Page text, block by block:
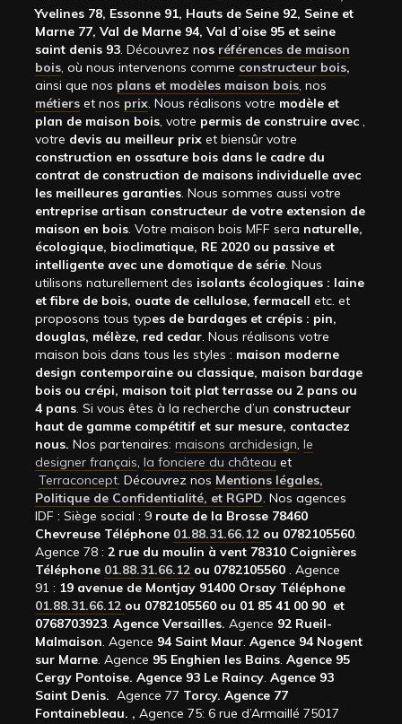
Yvelines 78, Essonne 91, Hauts de Seine 92, Seine et
Marne 77, Val de Marne 94, Val d’oise 95 et seine
saint denis 93. Découvrez nos références de maison
bois, où nous intervenons comme constructeur bois,
ainsi que nos plans et modèles maison bois, nos
métiers et nos prix. Nous réalisons votre modèle et
plan de maison bois, votre permis de construire avec ,
votre devis au meilleur prix et biensûr votre
construction en ossature bois dans le cadre du
contrat de construction de maisons individuelle avec
les meilleures garanties. Nous sommes aussi votre
entreprise artisan constructeur de votre extension de
maison en bois. Votre maison bois MFF sera naturelle,
écologique, bioclimatique, RE 2020 ou passive et
intelligente avec une domotique de série. Nous
utilisons naturellement des isolants écologiques : laine
et fibre de bois, ouate de cellulose, fermacell etc. et
proposons tous types de bardages et crépis : pin,
douglas, mélèze, red cedar. Nous réalisons votre
maison bois dans tous les styles : maison moderne
design contemporaine ou classique, maison bardage
bois ou crépi, maison toit plat terrasse ou 2 pans ou
4 pans. Si vous êtes à la recherche d’un constructeur
haut de gamme compétitif et sur mesure, contactez
nous. Nos partenaires: maisons archidesign, le
designer français, la fonciere du château et
Terraconcept. Découvrez nos Mentions légales,
Politique de Confidentialité, et RGPD. Nos agences
IDF : Siège social : 9 route de la Brosse 78460
Chevreuse Téléphone 01.88.31.66.12 ou 0782105560.
Agence 78 : 2 rue du moulin à vent 78310 Coignières
Téléphone 01.88.31.66.12 ou 0782105560 . Agence
91 : 19 avenue de Montjay 91400 Orsay Téléphone
01.88.31.66.12 ou 0782105560 ou 01 85 41 00 90 et
0768703923. Agence Versailles. Agence 92 Rueil-
Malmaison. Agence 94 Saint Maur. Agence 94 Nogent
sur Marne. Agence 95 Enghien les Bains. Agence 95
Cergy Pontoise. Agence 93 Le Raincy. Agence 93
Saint Denis. Agence 77 Torcy. Agence 77
Fontainebleau. , Agence 75: 6 rue d’Armaillé 75017